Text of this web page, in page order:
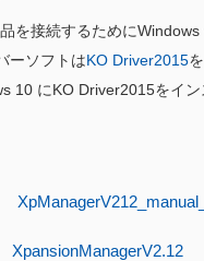
を接続するために
ーソフトはKO Driver2015
10 にKO Driver2015をイン
XpansionManagerV2.12